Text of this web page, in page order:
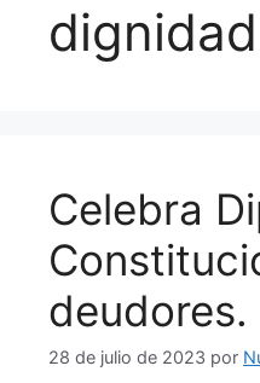
Celebra
deudores.
28 de julio de 2023 por